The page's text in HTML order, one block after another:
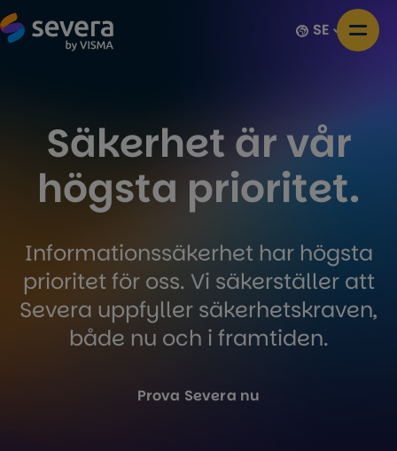
SE
Säkerhet är vår
högsta prioritet.
Informationssäkerhet har högsta
prioritet för oss. Vi säkerställer att
Severa uppfyller säkerhetskraven,
både nu och i framtiden.
Prova Severa nu